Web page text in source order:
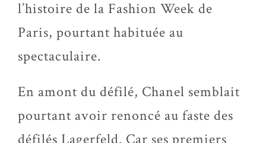
l’histoire de la Fashion Week de
Paris, pourtant habituée au
spectaculaire.
En amont du défilé, Chanel semblait
pourtant avoir renoncé au faste des
défilés Lagerfeld. Car ses premiers